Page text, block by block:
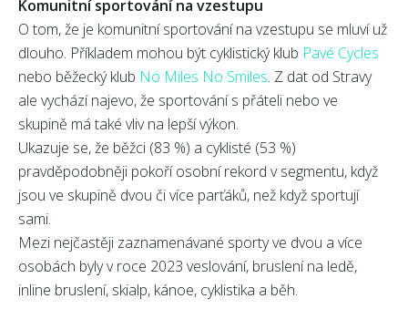
Komunitní sportování na vzestupu
O tom, že je komunitní sportování na vzestupu se mluví už
dlouho. Příkladem mohou být cyklistický klub Pavé Cycles
nebo běžecký klub No Miles No Smiles. Z dat od Stravy
ale vychází najevo, že sportování s přáteli nebo ve
skupině má také vliv na lepší výkon.
Ukazuje se, že běžci (83 %) a cyklisté (53 %)
pravděpodobněji pokoří osobní rekord v segmentu, když
jsou ve skupině dvou či více parťáků, než když sportují
sami.
Mezi nejčastěji zaznamenávané sporty ve dvou a více
osobách byly v roce 2023 veslování, bruslení na ledě,
inline bruslení, skialp, kánoe, cyklistika a běh.